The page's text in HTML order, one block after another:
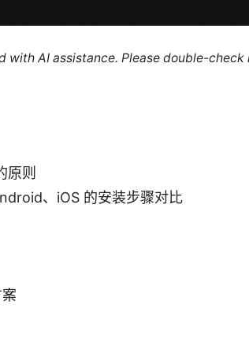
with AI assistance. Please double-
原则
、iOS 的安装步骤对比